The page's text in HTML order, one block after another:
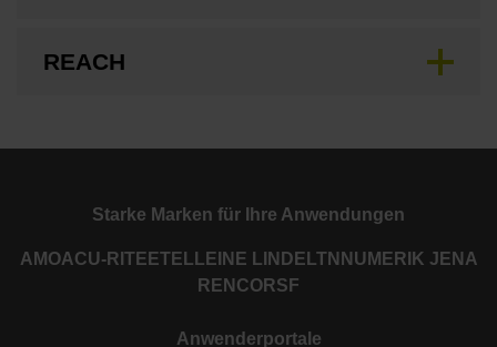
REACH
Starke Marken für Ihre Anwendungen
AMOACU-RITE ETEL LEINE LINDE LTN NUMERIK JENA
RENCORSF
Anwenderportale